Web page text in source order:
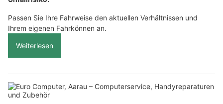
Passen Sie Ihre Fahrweise den aktuellen Verhältnissen und
Ihrem eigenen Fahrkönnen an.
Weiterlesen